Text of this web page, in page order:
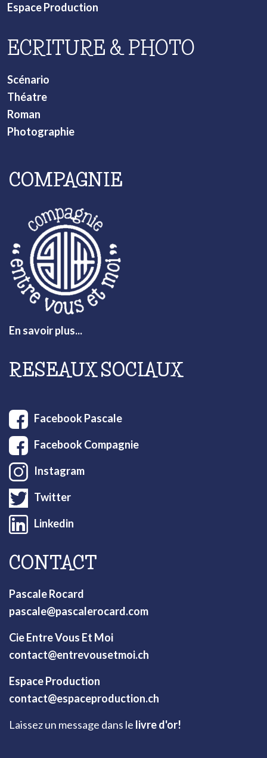
Espace Production
ECRITURE & PHOTO
Scénario
Théatre
Roman
Photographie
COMPAGNIE
En savoir plus...
RESEAUX SOCIAUX
Facebook Pascale
Facebook Compagnie
Instagram
Twitter
Linkedin
CONTACT
Pascale Rocard
pascale@pascalerocard.com
Cie Entre Vous Et Moi
contact@entrevousetmoi.ch
Espace Production
contact@espaceproduction.ch
Laissez un message dans le livre d'or!